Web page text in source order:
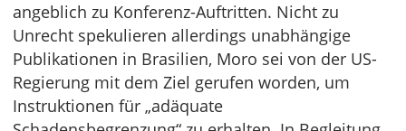
angeblich zu Konferenz-Auftritten. Nicht zu
Unrecht spekulieren allerdings unabhängige
Publikationen in Brasilien, Moro sei von der US-
Regierung mit dem Ziel gerufen worden, um
Instruktionen für „adäquate